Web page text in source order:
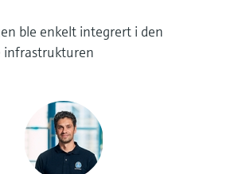
for å sikre
enhetsopplysninger
på enhetens
ved å skrive inn
eller serienummer
med
ble enkelt integrert i den
infrastrukturen